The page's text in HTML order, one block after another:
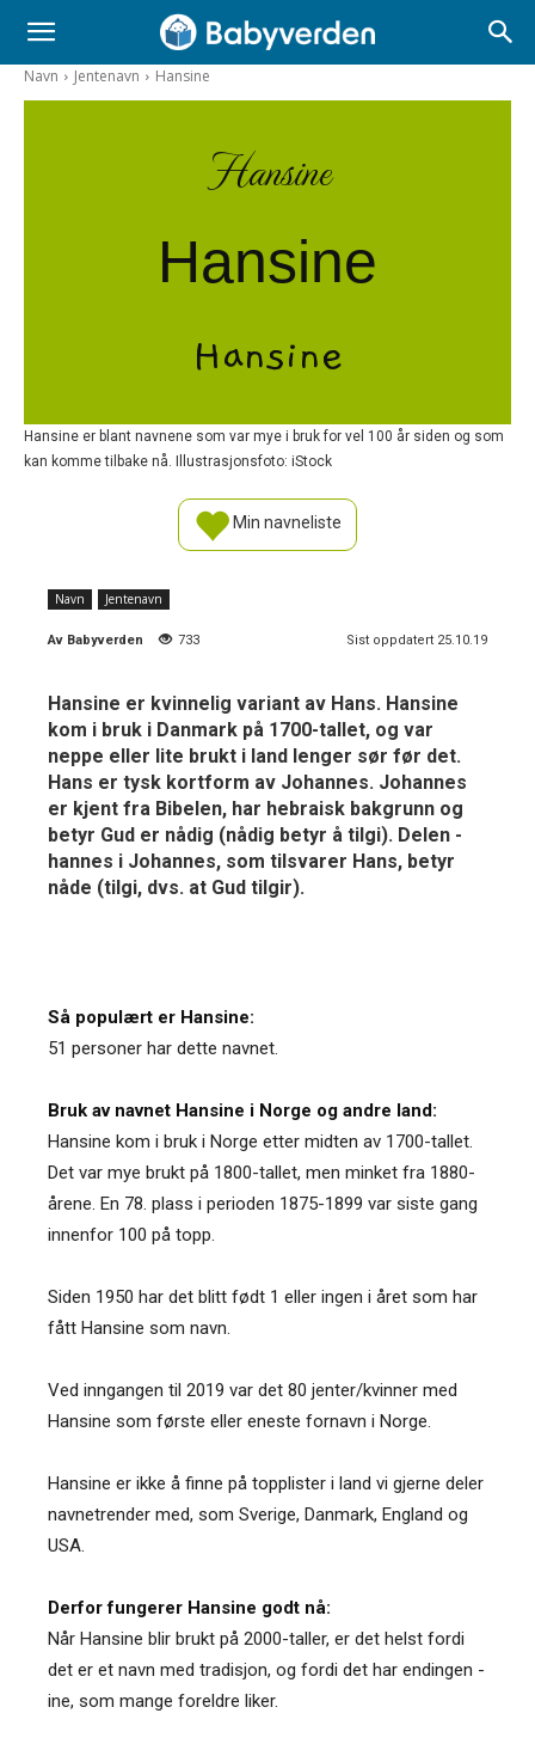
Navn Jentenavn Hansine
Hansine
Hansine
Hansine
Hansine er blant navnene som var mye i bruk for vel 100 år siden og som
kan komme tilbake nå. Illustrasjonsfoto: iStock
Min navneliste
Navn Jentenavn
Av Babyverden 733 Sist oppdatert 25.10.19
Hansine er kvinnelig variant av Hans. Hansine
kom i bruk i Danmark på 1700-tallet, og var
neppe eller lite brukt i land lenger sør før det.
Hans er tysk kortform av Johannes. Johannes
er kjent fra Bibelen, har hebraisk bakgrunn og
betyr Gud er nådig (nådig betyr å tilgi). Delen -
hannes i Johannes, som tilsvarer Hans, betyr
nåde (tilgi, dvs. at Gud tilgir).
Så populært er Hansine:
51 personer har dette navnet.
Bruk av navnet Hansine i Norge og andre land:
Hansine kom i bruk i Norge etter midten av 1700-tallet.
Det var mye brukt på 1800-tallet, men minket fra 1880-
årene. En 78. plass i perioden 1875-1899 var siste gang
innenfor 100 på topp.
Siden 1950 har det blitt født 1 eller ingen i året som har
fått Hansine som navn.
Ved inngangen til 2019 var det 80 jenter/kvinner med
Hansine som første eller eneste fornavn i Norge.
Hansine er ikke å finne på topplister i land vi gjerne deler
navnetrender med, som Sverige, Danmark, England og
USA.
Derfor fungerer Hansine godt nå:
Når Hansine blir brukt på 2000-taller, er det helst fordi
det er et navn med tradisjon, og fordi det har endingen -
ine, som mange foreldre liker.